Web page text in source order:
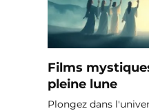
Films
pleine lune
Plongez dans